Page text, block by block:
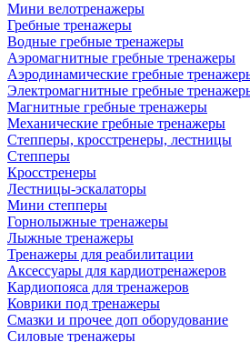
Мини велотренажеры
Гребные тренажеры
Водные гребные тренажеры
Аэромагнитные гребные тренажеры
Аэродинамические гребные
Электромагнитные гребные
Магнитные гребные тренажеры
Механические гребные тренажеры
Степперы, кросстренеры, лестницы
Степперы
Кросстренеры
Лестницы-эскалаторы
Мини степперы
Горнолыжные тренажеры
Лыжные тренажеры
Тренажеры для реабилитации
Аксессуары для кардиотренажеров
Кардиопояса для тренажеров
Коврики под тренажеры
Смазки и прочее доп оборудование
Силовые тренажеры